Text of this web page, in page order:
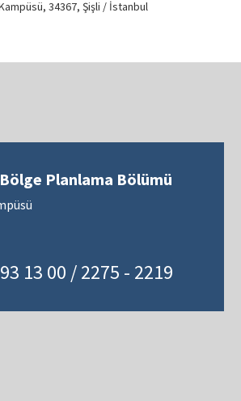
Kampüsü, 34367, Şişli / İstanbul
Planlama Bölümü
13 00 / 2275 - 2219